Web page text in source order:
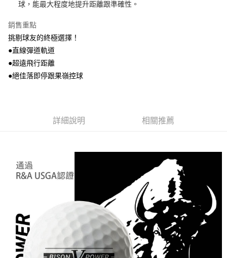
AFTEE先享後付是「在收到商品之後才付款」的支付方式。 讓您購物簡單
便利好安心！
１．簡單：不需註冊會員、不需綁卡、不需儲值。
２．便利：只要手機號碼，簡訊認證，即可結帳。
３．安心：先確認商品／服務後，再付款。
【「AFTEE先享後付」結帳流程】
ATM／網路銀行／等多元方式進行付款，方視為交易完成。
※ 交易是否成功請以「AFTEE先享後付 」之結帳頁面顯示為準，若有關於
是否繳費成功／繳費後需取消欲退款等相關疑問，請聯繫「AFTEE先享後付
客戶支援中心」https://netprotections.freshdesk.com/support/home
１．透過由恩沛科技股份有限公司提供之「AFTEE先享後付」服務完成之交
易，需依本服務之必要範圍內提供個人資料，並將交易相關給付款項請求債
權轉讓予恩沛科技股份有限公司。
２．關於個人資料處理事宜，請瀏覽以下網址：
https://aftee.tw/terms/#terms3
３．未成年的使用者請事先徵得法定代理人或監護人之同意方可使用
ATM付款
貨到付款
運送方式
全家取貨付款
每筆NT$150，滿NT$900(含以上)免運費
離島宅配
每筆NT$150，滿NT$900(含以上)免運費
每筆NT$150，滿NT$900(含以上)免運費
國家/地區配送
球，能最大程度地提升距離跟準確性。
銷售重點
挑剔球友的終極選擇！
●直線彈道軌道
●超遠飛行距離
●絕佳落即停跟果嶺控球
詳細說明 相關推薦